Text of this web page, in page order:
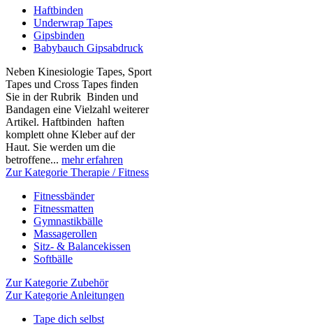
Haftbinden
Underwrap Tapes
Gipsbinden
Babybauch Gipsabdruck
Neben Kinesiologie Tapes, Sport
Tapes und Cross Tapes finden
Sie in der Rubrik Binden und
Bandagen eine Vielzahl weiterer
Artikel. Haftbinden haften
komplett ohne Kleber auf der
Haut. Sie werden um die
betroffene... mehr erfahren
Zur Kategorie Therapie / Fitness
Fitnessbänder
Fitnessmatten
Gymnastikbälle
Massagerollen
Sitz- & Balancekissen
Softbälle
Zur Kategorie Zubehör
Zur Kategorie Anleitungen
Tape dich selbst